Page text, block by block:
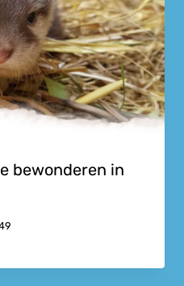
bewonderen in